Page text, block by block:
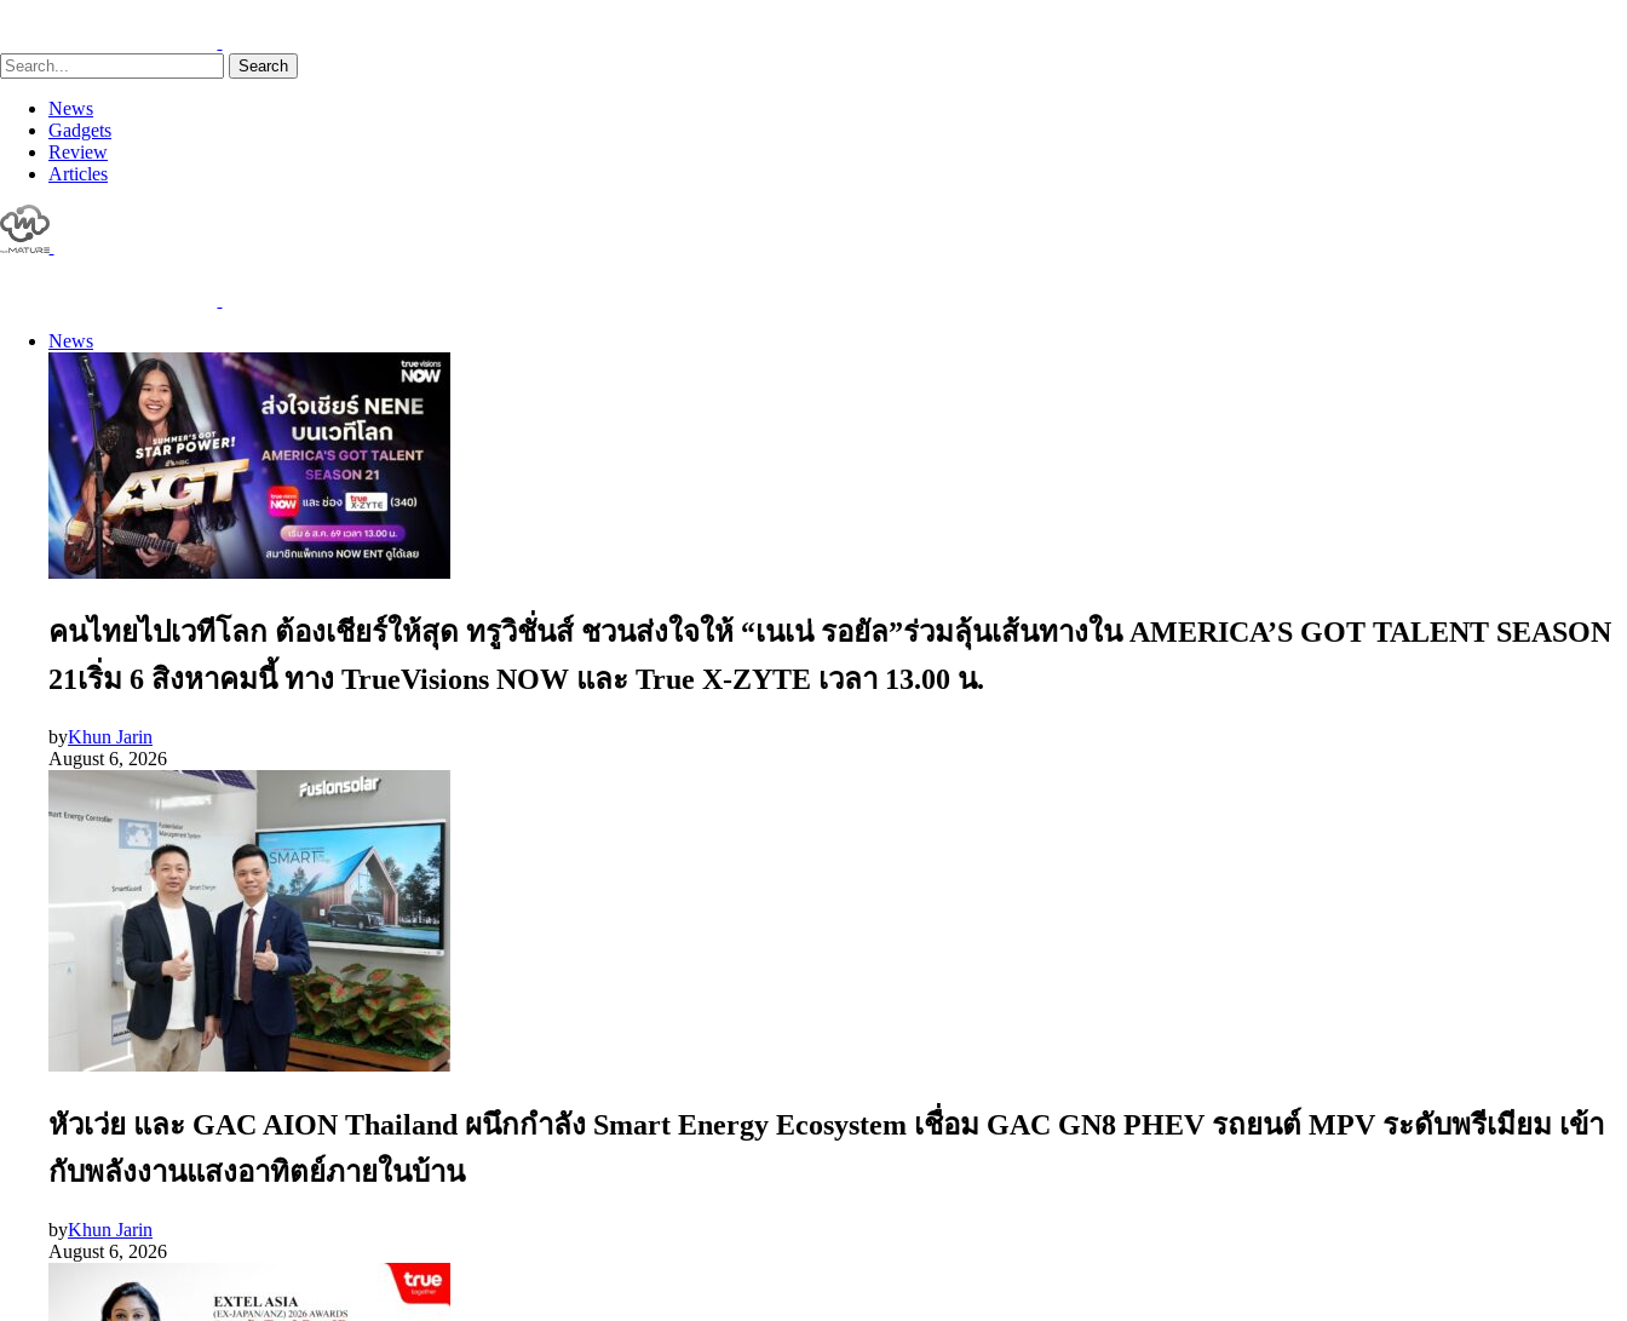
Search
News
Gadgets
Review
Articles
News
คนไทยไปเวทีโลก ต้องเชียร์ให้สุด ทรูวิชั่นส์ ชวนส่งใจให้ “เนเน่ รอยัล”ร่วมลุ้นเส้นทางใน AMERICA’S GOT TALENT SEASON
21เริ่ม 6 สิงหาคมนี้ ทาง TrueVisions NOW และ True X-ZYTE เวลา 13.00 น.
byKhun Jarin
August 6, 2026
หัวเว่ย และ GAC AION Thailand ผนึกกำลัง Smart Energy Ecosystem เชื่อม GAC GN8 PHEV รถยนต์ MPV ระดับพรีเมียม เข้า
กับพลังงานแสงอาทิตย์ภายในบ้าน
byKhun Jarin
August 6, 2026